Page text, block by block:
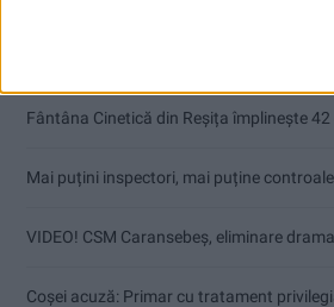
Fântâna Cinetică din Reșița împlinește 42
Mai puțini inspectori, mai puține controale
VIDEO! CSM Caransebeș, eliminare
Coșei acuză: Primar cu tratament